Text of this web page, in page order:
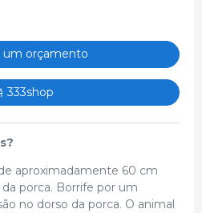
um orçamento
333shop
aproximadamente 60 cm
porca. Borrife por um
no dorso da porca. O animal